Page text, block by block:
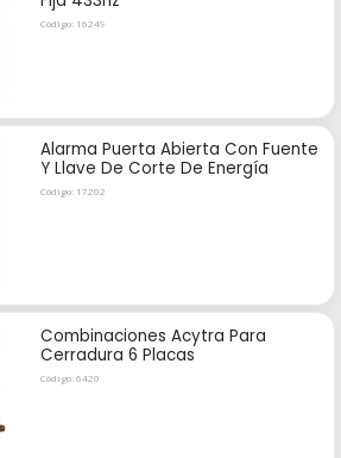
Código: 16249
Alarma Puerta Abierta Con Fuente
Y Llave De Corte De Energía
Código: 17202
Combinaciones Acytra Para
Cerradura 6 Placas
Código: 6420